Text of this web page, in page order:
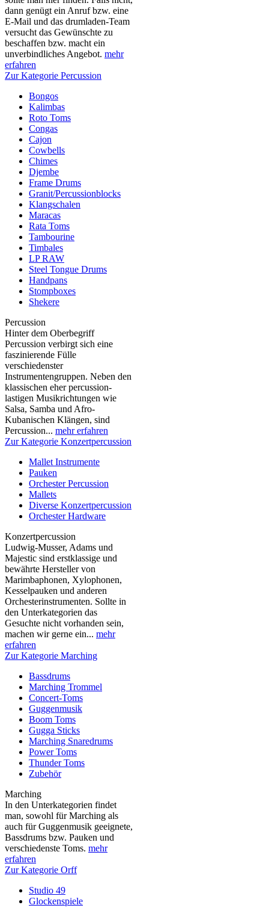
dann genügt ein Anruf bzw. eine
E-Mail und das drumladen-Team
versucht das Gewünschte zu
beschaffen bzw. macht ein
unverbindliches Angebot. mehr
erfahren
Zur Kategorie Percussion
Bongos
Kalimbas
Roto Toms
Congas
Cajon
Cowbells
Chimes
Djembe
Frame Drums
Granit/Percussionblocks
Klangschalen
Maracas
Rata Toms
Tambourine
Timbales
LP RAW
Steel Tongue Drums
Handpans
Stompboxes
Shekere
Percussion
Hinter dem Oberbegriff
Percussion verbirgt sich eine
faszinierende Fülle
verschiedenster
Instrumentengruppen. Neben den
klassischen eher percussion-
lastigen Musikrichtungen wie
Salsa, Samba und Afro-
Kubanischen Klängen, sind
Percussion... mehr erfahren
Zur Kategorie Konzertpercussion
Mallet Instrumente
Pauken
Orchester Percussion
Mallets
Diverse Konzertpercussion
Orchester Hardware
Konzertpercussion
Ludwig-Musser, Adams und
Majestic sind erstklassige und
bewährte Hersteller von
Marimbaphonen, Xylophonen,
Kesselpauken und anderen
Orchesterinstrumenten. Sollte in
den Unterkategorien das
Gesuchte nicht vorhanden sein,
machen wir gerne ein... mehr
erfahren
Zur Kategorie Marching
Bassdrums
Marching Trommel
Concert-Toms
Guggenmusik
Boom Toms
Gugga Sticks
Marching Snaredrums
Power Toms
Thunder Toms
Zubehör
Marching
In den Unterkategorien findet
man, sowohl für Marching als
auch für Guggenmusik geeignete,
Bassdrums bzw. Pauken und
verschiedenste Toms. mehr
erfahren
Zur Kategorie Orff
Studio 49
Glockenspiele